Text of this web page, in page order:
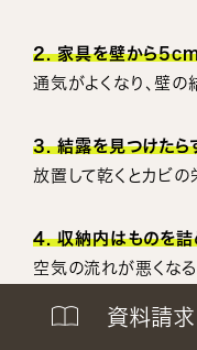
2. 家具を壁から
通気がよくなり、壁の
3. 結露を見つけたら
放置して乾くとカビの
4. 収納内はものを詰
空気の流れが悪くなる
5. サーキュレーター
資料請求